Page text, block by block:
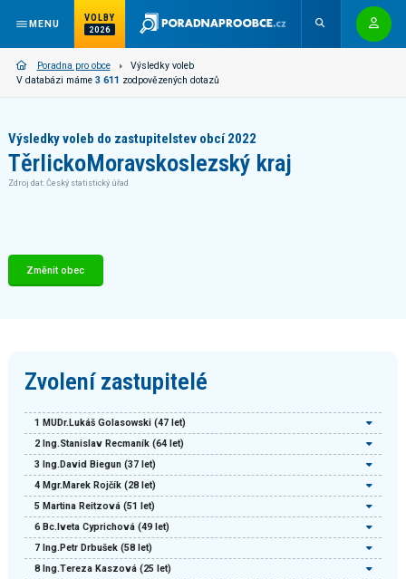
MENU
VOLBY
2026
Poradna pro obce
Výsledky voleb
V databázi máme 3 611 zodpovězených dotazů
Výsledky voleb do zastupitelstev obcí 2022
TěrlickoMoravskoslezský kraj
Zdroj dat: Český statistický úřad
Změnit obec
Zvolení zastupitelé
1 MUDr.Lukáš Golasowski(47 let)
2 Ing.Stanislav Recmaník(64 let)
3 Ing.David Biegun(37 let)
4 Mgr.Marek Rojčík(28 let)
5 Martina Reitzová(51 let)
6 Bc.Iveta Cyprichová(49 let)
7 Ing.Petr Drbušek(58 let)
8 Ing.Tereza Kaszová(25 let)